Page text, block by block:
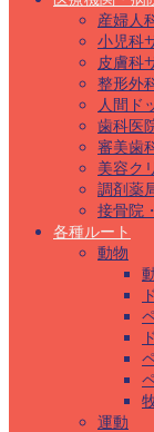
産婦人
小児科
皮膚科
整形外
人間ド
歯科医
審美歯
美容ク
調剤薬
接骨院
各種ルート
動物
運動